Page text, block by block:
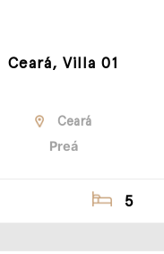
Ceará, Villa 01
Ceará
Preá
5